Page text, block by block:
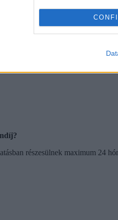
még nem tölti be a 25 éves kort,
érettségi megszerzéséig,
rendelkezik, vagy
részesülnek maximum 24